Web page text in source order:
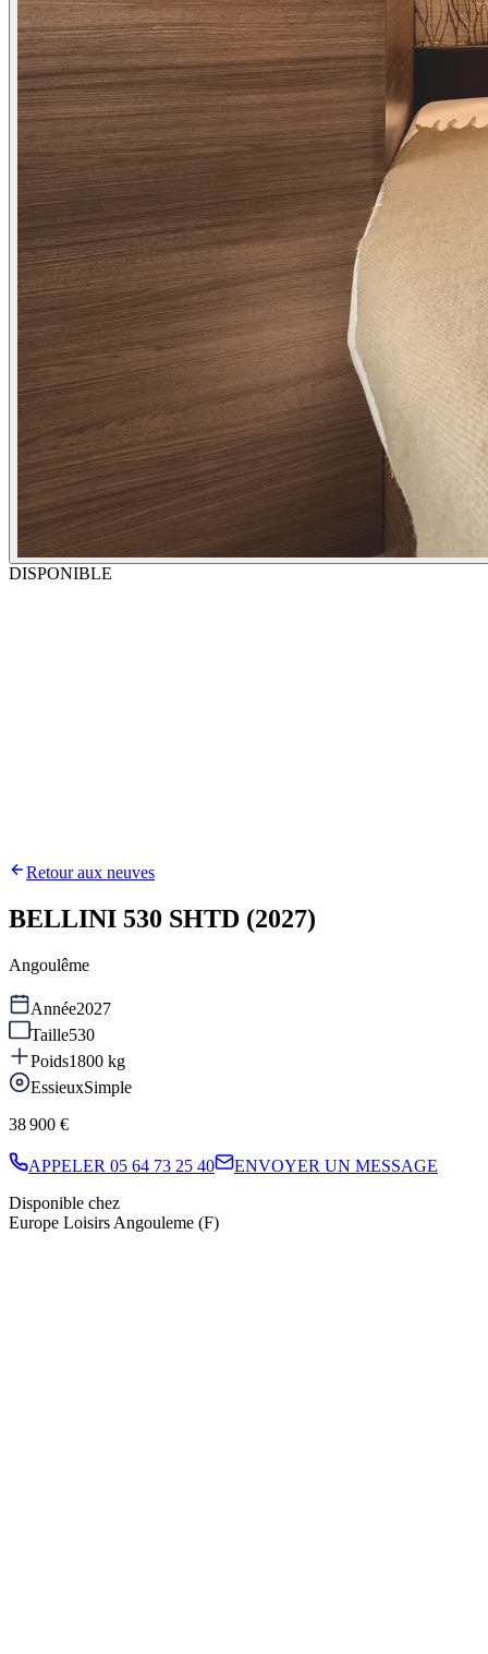
DISPONIBLE
Retour aux neuves
BELLINI 530 SHTD (2027)
Angoulême
Année2027
Taille530
Poids1800 kg
EssieuxSimple
38 900 €
APPELER 05 64 73 25 40
ENVOYER UN MESSAGE
Disponible chez
Europe Loisirs Angouleme (F)